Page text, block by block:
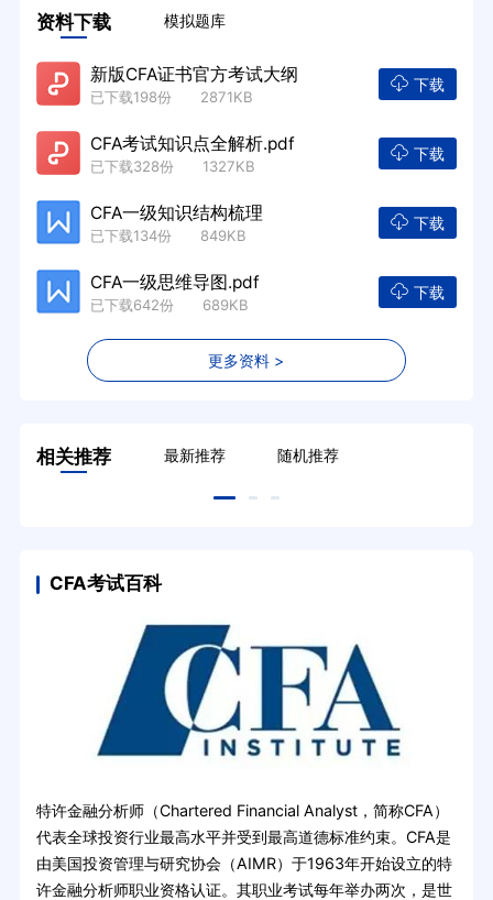
资料下载 模拟题库
新版CFA证书官方考试大纲
已下载198份 2871KB
下载
CFA考试知识点全解析.pdf
已下载328份 1327KB
下载
CFA一级知识结构梳理
已下载134份 849KB
下载
CFA一级思维导图.pdf
已下载642份 689KB
下载
更多资料 >
相关推荐 最新推荐 随机推荐
CFA考试百科
特许金融分析师（Chartered Financial Analyst，简称CFA）
代表全球投资行业最高水平并受到最高道德标准约束。CFA是
由美国投资管理与研究协会（AIMR）于1963年开始设立的特
许金融分析师职业资格认证。其职业考试每年举办两次，是世